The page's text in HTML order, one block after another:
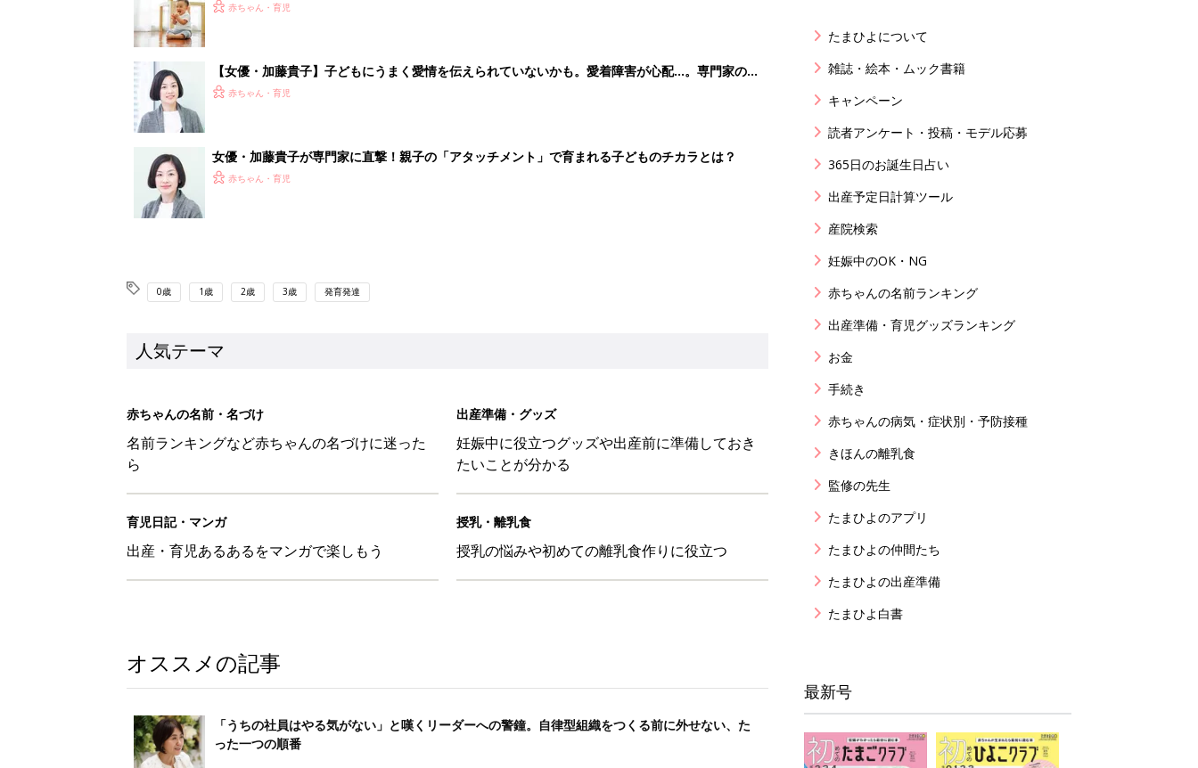
赤ちゃん・育児
【女優・加藤貴子】子どもにうまく愛情を伝えられていないかも。愛着障害が心配…。専門家の回
答は？
赤ちゃん・育児
女優・加藤貴子が専門家に直撃！親子の「アタッチメント」で育まれる子どものチカラとは？
赤ちゃん・育児
0歳 1歳 2歳 3歳 発育発達
人気テーマ
赤ちゃんの名前・名づけ
名前ランキングなど赤ちゃんの名づけに迷った
ら
出産準備・グッズ
妊娠中に役立つグッズや出産前に準備しておき
たいことが分かる
育児日記・マンガ
出産・育児あるあるをマンガで楽しもう
授乳・離乳食
授乳の悩みや初めての離乳食作りに役立つ
オススメの記事
「うちの社員はやる気がない」と嘆くリーダーへの警鐘。自律型組織をつくる前に外せない、た
った一つの順番
たまひよについて
雑誌・絵本・ムック書籍
キャンペーン
読者アンケート・投稿・モデル応募
365日のお誕生日占い
出産予定日計算ツール
産院検索
妊娠中のOK・NG
赤ちゃんの名前ランキング
出産準備・育児グッズランキング
お金
手続き
赤ちゃんの病気・症状別・予防接種
きほんの離乳食
監修の先生
たまひよのアプリ
たまひよの仲間たち
たまひよの出産準備
たまひよ白書
最新号